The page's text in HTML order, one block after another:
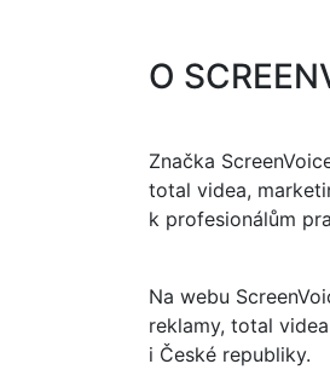
O
Značka
total videa,
k profesionálům
Na webu
reklamy, total
i České republiky.